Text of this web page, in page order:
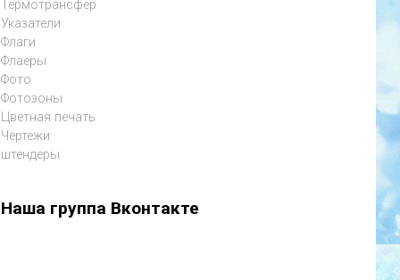
Термотрансфер
Указатели
Флаги
Флаеры
Фото
Фотозоны
Цветная печать
Чертежи
штендеры
Наша группа Вконтакте